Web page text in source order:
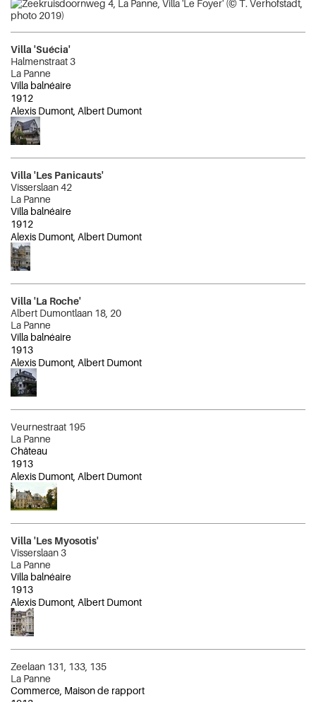
Villa 'Suécia'
Halmenstraat 3
La Panne
Villa balnéaire
1912
Alexis Dumont, Albert Dumont
Villa 'Les Panicauts'
Visserslaan 42
La Panne
Villa balnéaire
1912
Alexis Dumont, Albert Dumont
Villa 'La Roche'
Albert Dumontlaan 18, 20
La Panne
Villa balnéaire
1913
Alexis Dumont, Albert Dumont
Veurnestraat 195
La Panne
Château
1913
Alexis Dumont, Albert Dumont
Villa 'Les Myosotis'
Visserslaan 3
La Panne
Villa balnéaire
1913
Alexis Dumont, Albert Dumont
Zeelaan 131, 133, 135
La Panne
Commerce, Maison de rapport